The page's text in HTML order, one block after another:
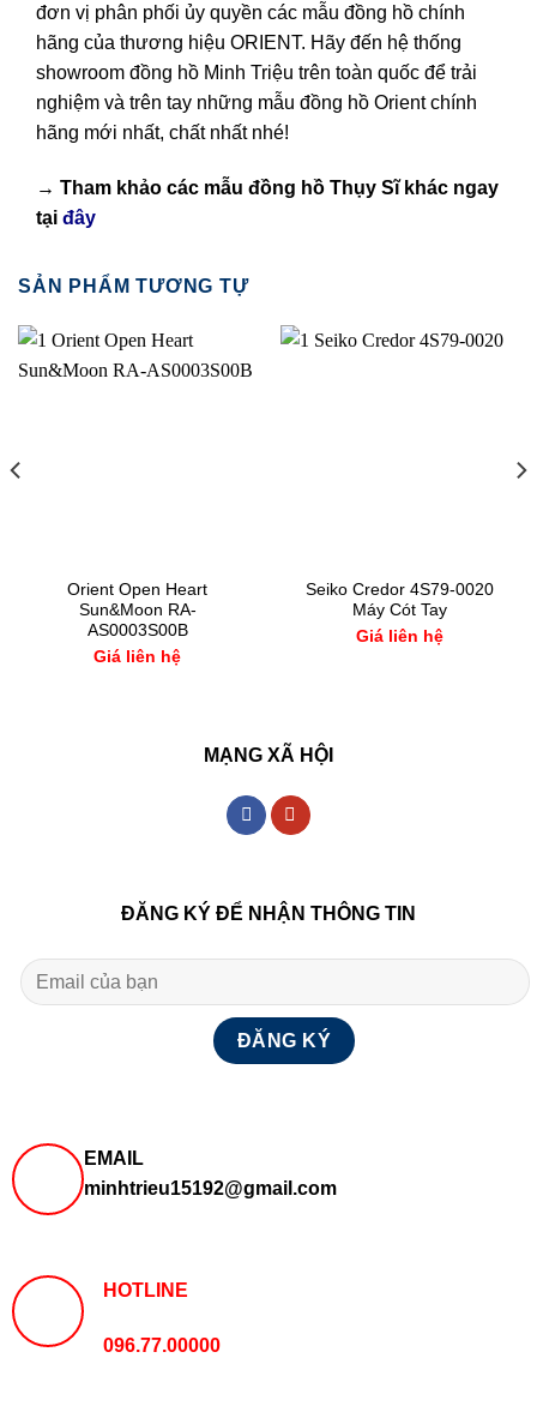
đơn vị phân phối ủy quyền các mẫu đồng hồ chính
hãng của thương hiệu ORIENT. Hãy đến hệ thống
showroom đồng hồ Minh Triệu trên toàn quốc để trải
nghiệm và trên tay những mẫu đồng hồ Orient chính
hãng mới nhất, chất nhất nhé!
→ Tham khảo các mẫu đồng hồ Thụy Sĩkhác ngay
tại đây
SẢN PHẨM TƯƠNG TỰ
Orient Open Heart
Sun&Moon RA-
AS0003S00B
Giá liên hệ
Seiko Credor 4S79-0020
Máy Cót Tay
Giá liên hệ
MẠNG XÃ HỘI
ĐĂNG KÝ ĐỂ NHẬN THÔNG TIN
EMAIL
minhtrieu15192@gmail.com
HOTLINE
096.77.00000